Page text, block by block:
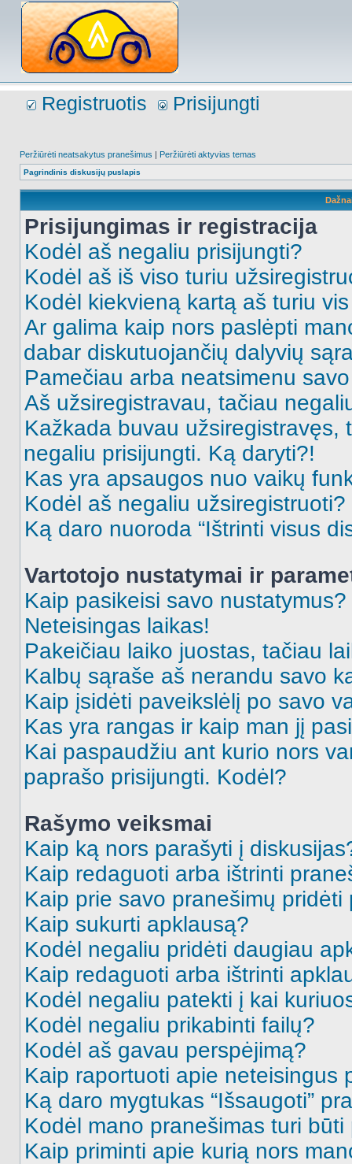
Registruotis Prisijungti
Peržiūrėti neatsakytus pranešimus | Peržiūrėti aktyvias temas
Pagrindinis diskusijų puslapis
Prisijungimas ir registracija
Kodėl aš negaliu prisijungti?
Kodėl aš iš viso turiu
Kodėl kiekvieną kartą aš turiu
Ar galima kaip nors paslėpti
dabar diskutuojančių dalyvių
Pamečiau arba neatsimenu
Aš užsiregistravau, tačiau
Kažkada buvau užsiregistravęs,
negaliu prisijungti. Ką daryti?!
Kas yra apsaugos nuo vaikų
Kodėl aš negaliu užsiregistruoti?
Ką daro nuoroda “Ištrinti visus
Vartotojo nustatymai ir
Kaip pasikeisi savo nustatymus?
Neteisingas laikas!
Pakeičiau laiko juostas, tačiau
Kalbų sąraše aš nerandu savo
Kaip įsidėti paveikslėlį po savo
Kas yra rangas ir kaip man jį
Kai paspaudžiu ant kurio nors
paprašo prisijungti. Kodėl?
Rašymo veiksmai
Kaip ką nors parašyti į
Kaip redaguoti arba ištrinti
Kaip prie savo pranešimų pridėti
Kaip sukurti apklausą?
Kodėl negaliu pridėti daugiau
Kaip redaguoti arba ištrinti
Kodėl negaliu patekti į kai
Kodėl negaliu prikabinti failų?
Kodėl aš gavau perspėjimą?
Kaip raportuoti apie neteisingus
Ką daro mygtukas “Išsaugoti”
Kodėl mano pranešimas turi būti
Kaip priminti apie kurią nors